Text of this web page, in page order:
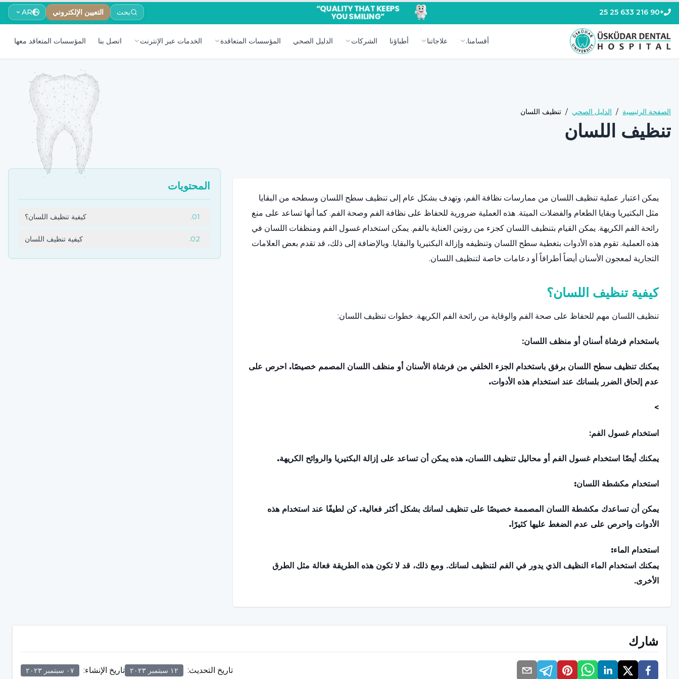
+90 216 633 25 25 بحث التعيين الإلكتروني AR
أقسامنا. علاجاتنا أطباؤنا الشركات الدليل الصحي المؤسسات المتعاقدة الخدمات عبر الإنترنت اتصل بنا المؤسسات المتعاقد معها
الصفحة الرئيسية / الدليل الصحي / تنظيف اللسان
تنظيف اللسان
يمكن اعتبار عملية تنظيف اللسان من ممارسات نظافة الفم، وتهدف بشكل عام إلى تنظيف سطح اللسان وسطحه من البقايا
مثل البكتيريا وبقايا الطعام والفضلات الميتة. هذه العملية ضرورية للحفاظ على نظافة الفم وصحة الفم. كما أنها تساعد على منع
رائحة الفم الكريهة. يمكن القيام بتنظيف اللسان كجزء من روتين العناية بالفم. يمكن استخدام غسول الفم ومنظفات اللسان في
هذه العملية. تقوم هذه الأدوات بتغطية سطح اللسان وتنظيفه وإزالة البكتيريا والبقايا. وبالإضافة إلى ذلك، قد تقدم بعض العلامات
التجارية لمعجون الأسنان أيضاً أطرافاً أو دعامات خاصة لتنظيف اللسان.
كيفية تنظيف اللسان؟
تنظيف اللسان مهم للحفاظ على صحة الفم والوقاية من رائحة الفم الكريهة. خطوات تنظيف اللسان:
باستخدام فرشاة أسنان أو منظف اللسان:
يمكنك تنظيف سطح اللسان برفق باستخدام الجزء الخلفي من فرشاة الأسنان أو منظف اللسان المصمم خصيصًا. احرص على
عدم إلحاق الضرر بلسانك عند استخدام هذه الأدوات.
>
استخدام غسول الفم:
يمكنك أيضًا استخدام غسول الفم أو محاليل تنظيف اللسان. هذه يمكن أن تساعد على إزالة البكتيريا والروائح الكريهة.
استخدام مكشطة اللسان:
يمكن أن تساعدك مكشطة اللسان المصممة خصيصًا على تنظيف لسانك بشكل أكثر فعالية. كن لطيفًا عند استخدام هذه
الأدوات واحرص على عدم الضغط عليها كثيرًا.
استخدام الماء:
يمكنك استخدام الماء النظيف الذي يدور في الفم لتنظيف لسانك. ومع ذلك، قد لا تكون هذه الطريقة فعالة مثل الطرق
الأخرى.
التنظيف المنتظم:
استيقاظك في الصباح وقبل الذهاب إلى الفراش.
التغذية والترطيب:
المحتويات
01
. كيفية تنظيف اللسان؟
02
. كيفية تنظيف اللسان
شارك
تاريخ التحديث: ١٢ سبتمبر ٢٠٢٣ تاريخ الإنشاء: ٠٧ سبتمبر ٢٠٢٣